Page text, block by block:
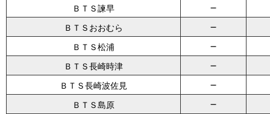
ＢＴＳ諫早 －
ＢＴＳおおむら －
ＢＴＳ松浦 －
ＢＴＳ長崎時津 －
ＢＴＳ長崎波佐見 －
ＢＴＳ島原 －